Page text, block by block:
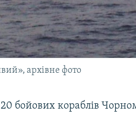
архівне фото
бойових кораблів